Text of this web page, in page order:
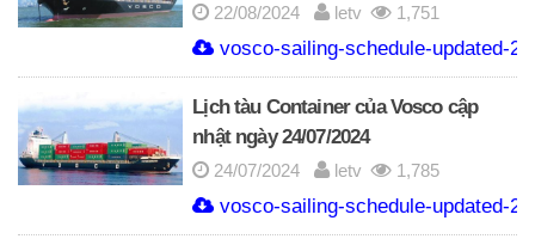
22/08/2024 letv 1,751
vosco-sailing-schedule-updated-
Lịch tàu Container của Vosco cập
nhật ngày 24/07/2024
24/07/2024 letv 1,785
vosco-sailing-schedule-updated-